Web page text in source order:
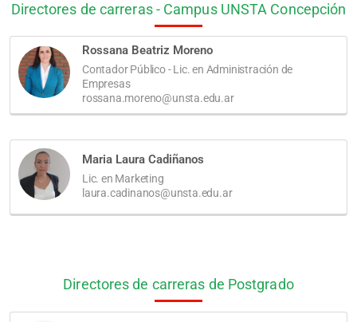
Directores de carreras - Campus UNSTA Concepción
Rossana Beatriz Moreno
Contador Público - Lic. en Administración de
Empresas
rossana.moreno@unsta.edu.ar
Maria Laura Cadiñanos
Lic. en Marketing
laura.cadinanos@unsta.edu.ar
Directores de carreras de Postgrado